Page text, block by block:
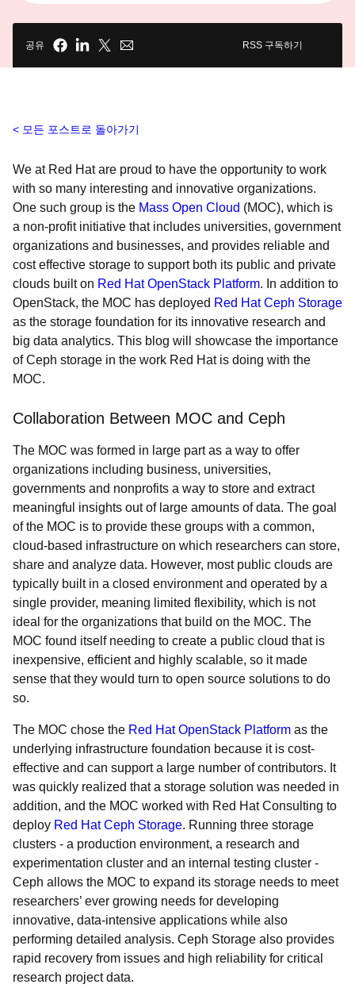
공유 RSS 구독하기
모든 포스트로 돌아가기
We at Red Hat are proud to have the opportunity to work
with so many interesting and innovative organizations.
One such group is the Mass Open Cloud (MOC), which is
a non-profit initiative that includes universities, government
organizations and businesses, and provides reliable and
cost effective storage to support both its public and private
clouds built on Red Hat OpenStack Platform. In addition to
OpenStack, the MOC has deployed Red Hat Ceph Storage
as the storage foundation for its innovative research and
big data analytics. This blog will showcase the importance
of Ceph storage in the work Red Hat is doing with the
MOC.
Collaboration Between MOC and Ceph
The MOC was formed in large part as a way to offer
organizations including business, universities,
governments and nonprofits a way to store and extract
meaningful insights out of large amounts of data. The goal
of the MOC is to provide these groups with a common,
cloud-based infrastructure on which researchers can store,
share and analyze data. However, most public clouds are
typically built in a closed environment and operated by a
single provider, meaning limited flexibility, which is not
ideal for the organizations that build on the MOC. The
MOC found itself needing to create a public cloud that is
inexpensive, efficient and highly scalable, so it made
sense that they would turn to open source solutions to do
so.
The MOC chose the Red Hat OpenStack Platform as the
underlying infrastructure foundation because it is cost-
effective and can support a large number of contributors. It
was quickly realized that a storage solution was needed in
addition, and the MOC worked with Red Hat Consulting to
deploy Red Hat Ceph Storage. Running three storage
clusters - a production environment, a research and
experimentation cluster and an internal testing cluster -
Ceph allows the MOC to expand its storage needs to meet
researchers’ ever growing needs for developing
innovative, data-intensive applications while also
performing detailed analysis. Ceph Storage also provides
rapid recovery from issues and high reliability for critical
research project data.